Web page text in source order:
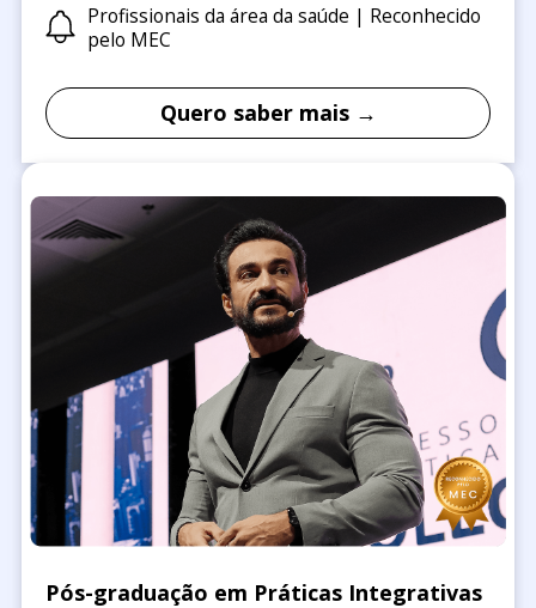
Profissionais da área da saúde | Reconhecido
pelo MEC
Quero saber mais →
Pós-graduação em Práticas Integrativas